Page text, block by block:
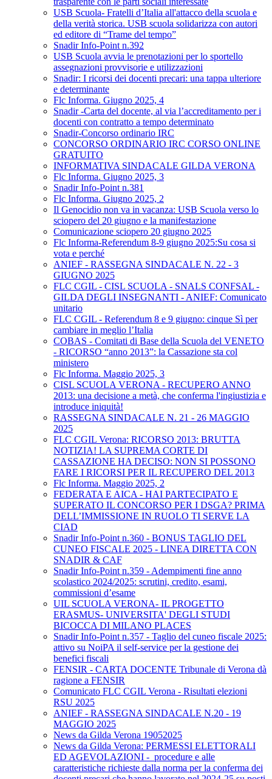
USB Scuola- Fratelli d’Italia all'attacco della scuola e
della verità storica. USB scuola solidarizza con autori
ed editore di “Trame del tempo”
Snadir Info-Point n.392
USB Scuola avvia le prenotazioni per lo sportello
assegnazioni provvisorie e utilizzazioni
Snadir: I ricorsi dei docenti precari: una tappa ulteriore
e determinante
Flc Informa. Giugno 2025, 4
Snadir -Carta del docente, al via l’accreditamento per i
docenti con contratto a tempo determinato
Snadir-Concorso ordinario IRC
CONCORSO ORDINARIO IRC CORSO ONLINE
GRATUITO
INFORMATIVA SINDACALE GILDA VERONA
Flc Informa. Giugno 2025, 3
Snadir Info-Point n.381
Flc Informa. Giugno 2025, 2
Il Genocidio non va in vacanza: USB Scuola verso lo
sciopero del 20 giugno e la manifestazione
Comunicazione sciopero 20 giugno 2025
Flc Informa-Referendum 8-9 giugno 2025:Su cosa si
vota e perché
ANIEF - RASSEGNA SINDACALE N. 22 - 3
GIUGNO 2025
FLC CGIL - CISL SCUOLA - SNALS CONFSAL -
GILDA DEGLI INSEGNANTI - ANIEF: Comunicato
unitario
FLC CGIL - Referendum 8 e 9 giugno: cinque Sì per
cambiare in meglio l’Italia
COBAS - Comitati di Base della Scuola del VENETO
- RICORSO “anno 2013”: la Cassazione sta col
ministero
Flc Informa. Maggio 2025, 3
CISL SCUOLA VERONA - RECUPERO ANNO
2013: una decisione a metà, che conferma l'ingiustizia e
introduce iniquità!
RASSEGNA SINDACALE N. 21 - 26 MAGGIO
2025
FLC CGIL Verona: RICORSO 2013: BRUTTA
NOTIZIA! LA SUPREMA CORTE DI
CASSAZIONE HA DECISO: NON SI POSSONO
FARE I RICORSI PER IL RECUPERO DEL 2013
Flc Informa. Maggio 2025, 2
FEDERATA E AICA - HAI PARTECIPATO E
SUPERATO IL CONCORSO PER I DSGA? PRIMA
DELL’IMMISSIONE IN RUOLO TI SERVE LA
CIAD
Snadir Info-Point n.360 - BONUS TAGLIO DEL
CUNEO FISCALE 2025 - LINEA DIRETTA CON
SNADIR & CAF
Snadir Info-Point n.359 - Adempimenti fine anno
scolastico 2024/2025: scrutini, credito, esami,
commissioni d’esame
UIL SCUOLA VERONA- IL PROGETTO
ERASMUS- UNIVERSITA' DEGLI STUDI
BICOCCA DI MILANO PLACES
Snadir Info-Point n.357 - Taglio del cuneo fiscale 2025:
attivo su NoiPA il self-service per la gestione dei
benefici fiscali
FENSIR - CARTA DOCENTE Tribunale di Verona dà
ragione a FENSIR
Comunicato FLC CGIL Verona - Risultati elezioni
RSU 2025
ANIEF - RASSEGNA SINDACALE N.20 - 19
MAGGIO 2025
News da Gilda Verona 19052025
News da Gilda Verona: PERMESSI ELETTORALI
ED AGEVOLAZIONI - procedure e alle
caratteristiche richieste dalla norma per la conferma dei